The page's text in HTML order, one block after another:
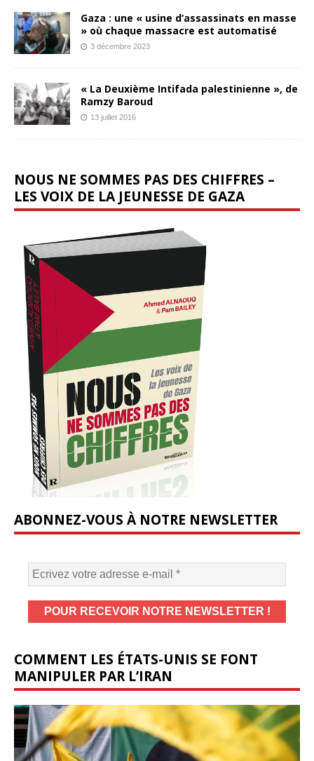
Gaza : une « usine d’assassinats en masse
» où chaque massacre est automatisé
3 décembre 2023
« La Deuxième Intifada palestinienne », de
Ramzy Baroud
13 juillet 2016
NOUS NE SOMMES PAS DES CHIFFRES –
LES VOIX DE LA JEUNESSE DE GAZA
ABONNEZ-VOUS À NOTRE NEWSLETTER
COMMENT LES ÉTATS-UNIS SE FONT
MANIPULER PAR L’IRAN